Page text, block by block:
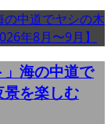
海の中道で
を楽しむ